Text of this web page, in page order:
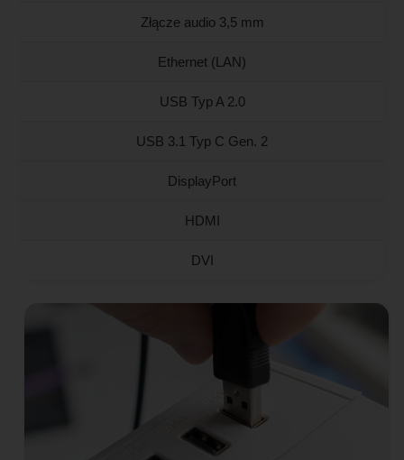
Złącze audio 3,5 mm
Ethernet (LAN)
USB Typ A 2.0
USB 3.1 Typ C Gen. 2
DisplayPort
HDMI
DVI